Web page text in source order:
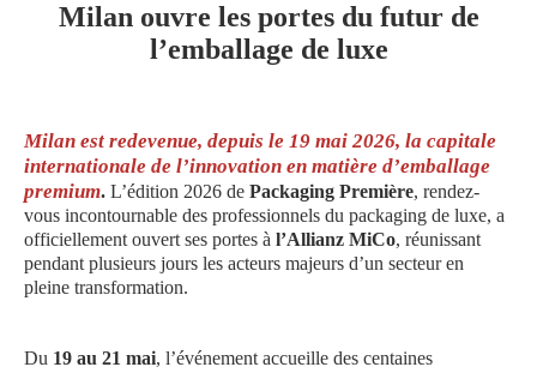
Milan ouvre les portes du futur de
l’emballage de luxe
Milan est redevenue, depuis le 19 mai 2026, la capitale
internationale de l’innovation en matière d’emballage
premium. L’édition 2026 de Packaging Première, rendez-
vous incontournable des professionnels du packaging de luxe, a
officiellement ouvert ses portes à l’Allianz MiCo, réunissant
pendant plusieurs jours les acteurs majeurs d’un secteur en
pleine transformation.
Du 19 au 21 mai, l’événement accueille des centaines